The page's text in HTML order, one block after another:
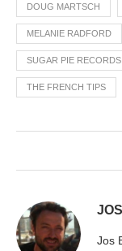
DOUG MARTSCH
MELANIE RADFORD
SUGAR PIE RECORDS
THE FRENCH TIPS
Jos